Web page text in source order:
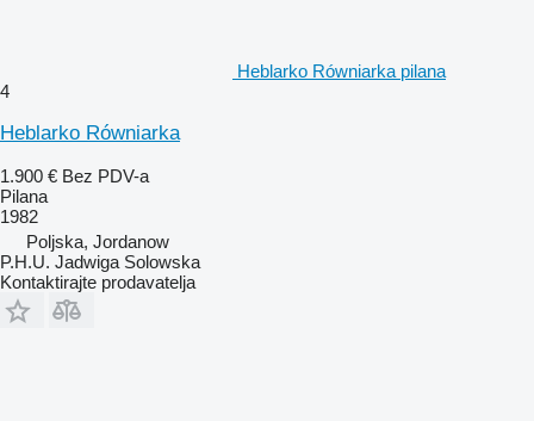
Heblarko Równiarka pilana
4
Heblarko Równiarka
1.900 € Bez PDV-a
Pilana
1982
Poljska, Jordanow
P.H.U. Jadwiga Solowska
Kontaktirajte prodavatelja